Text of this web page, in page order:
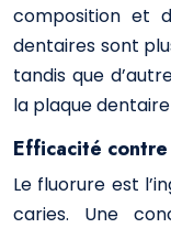
composition et
dentaires sont
tandis que
la plaque
Efficacité
Le fluorure est
caries. Une